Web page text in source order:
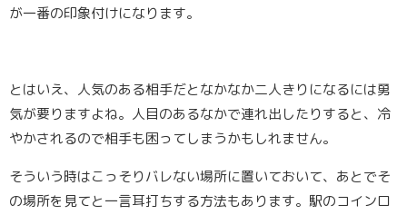
が一番の印象付けになります。
とはいえ、人気のある相手だとなかなか二人きりになるには勇
気が要りますよね。人目のあるなかで連れ出したりすると、冷
やかされるので相手も困ってしまうかもしれません。
そういう時はこっそりバレない場所に置いておいて、あとでそ
の場所を見てと一言耳打ちする方法もあります。駅のコインロ